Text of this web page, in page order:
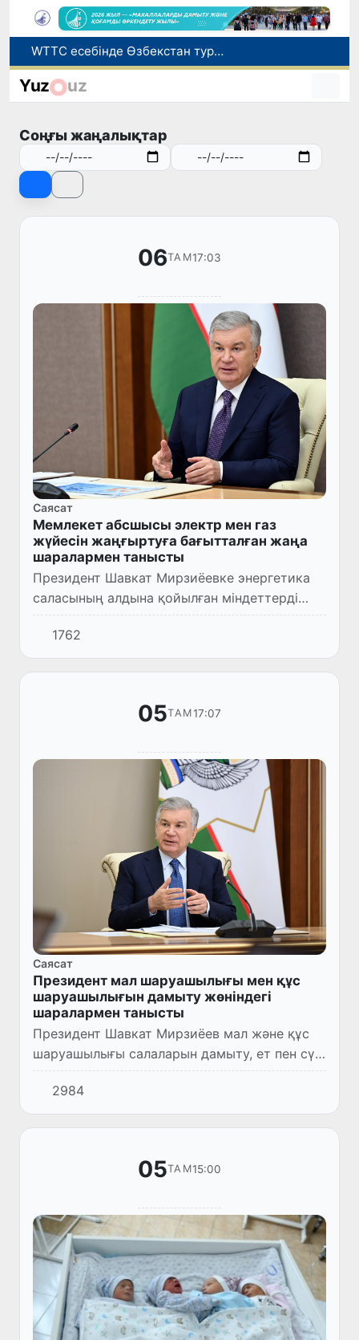
Мүмкіндігі шектеулі талапкерлерге қабылдау емтихандарында қосымша уақыт беріледі
Беларусьтен Өзбекстанға екінші тікелей жүк пойызы жөнелтілді
WTTC есебінде Өзбекстан туризмнің өсу қарқыны бойынша Орталық Азияда бірінші орынға шықты
Yuz uz
Соңғы жаңалықтар
06ТАМ17:03
Саясат
Мемлекет абсшысы электр мен газ
жүйесін жаңғыртуға бағытталған жаңа
шаралармен танысты
Президент Шавкат Мирзиёевке энергетика
саласының алдына қойылған міндеттерді
жүзеге асыру жөніндегі шаралар туралы
ақпарат берілді.
1762
05ТАМ17:07
Саясат
Президент мал шаруашылығы мен құс
шаруашылығын дамыту жөніндегі
шаралармен танысты
Президент Шавкат Мирзиёев мал және құс
шаруашылығы салаларын дамыту, ет пен сүт
өнімдері өндірісін ұлғайту, сондай-ақ салаға
заманауи технологияларды енгізу жөніндегі
шаралар бойын...
2984
05ТАМ15:00